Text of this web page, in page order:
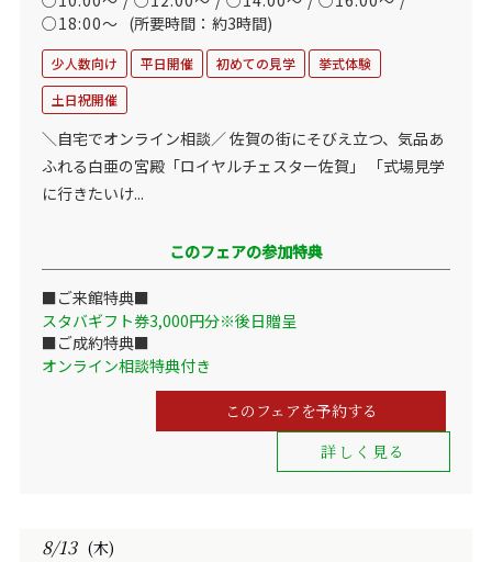
○18:00～ (所要時間：約3時間)
少人数向け 平日開催 初めての見学
挙式体験
土日祝開催
＼自宅でオンライン相談／ 佐賀の街にそびえ立つ、気品あ
ふれる白亜の宮殿「ロイヤルチェスター佐賀」 「式場見学
に行きたいけ...
このフェアの参加特典
■ご来館特典■
スタバギフト券3,000円分※後日贈呈
■ご成約特典■
オンライン相談特典付き
このフェアを予約する
詳しく見る
8/13 (木)